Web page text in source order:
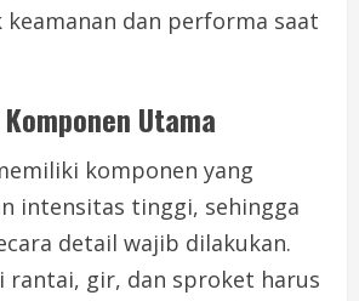
dan performa saat
Utama
komponen yang
intensitas tinggi, sehingga
detail wajib dilakukan.
rantai, gir, dan sproket harus